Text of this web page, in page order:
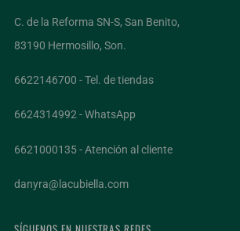
C. de la Reforma SN-S, San Benito,
83190 Hermosillo, Son.
6622146700 - Tel. de tiendas
6624314992 - WhatsApp
6621000135 - Atención al cliente
danyra@lacubiella.com